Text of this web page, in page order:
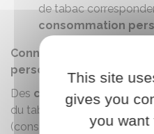
de tabac
consommation
Connaître les conditions
personnel et non
Des critères sont définis
du tabac d'un pays de l'
(consommation
This site
gives you
you want